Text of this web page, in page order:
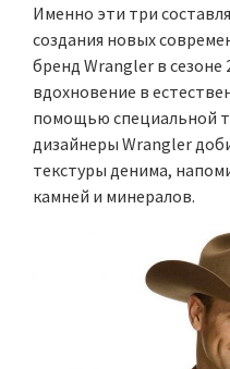
Именно эти три
создания новых
бренд Wrangler в сезоне
вдохновение в
помощью специальной
дизайнеры Wrangler
текстуры денима,
камней и минералов.